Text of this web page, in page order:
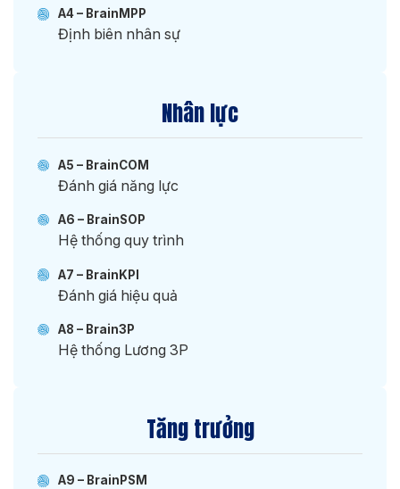
A4 – BrainMPP
Định biên nhân sự
Nhân lực
A5 – BrainCOM
Đánh giá năng lực
A6 – BrainSOP
Hệ thống quy trình
A7 – BrainKPI
Đánh giá hiệu quả
A8 – Brain3P
Hệ thống Lương 3P
Tăng trưởng
A9 – BrainPSM